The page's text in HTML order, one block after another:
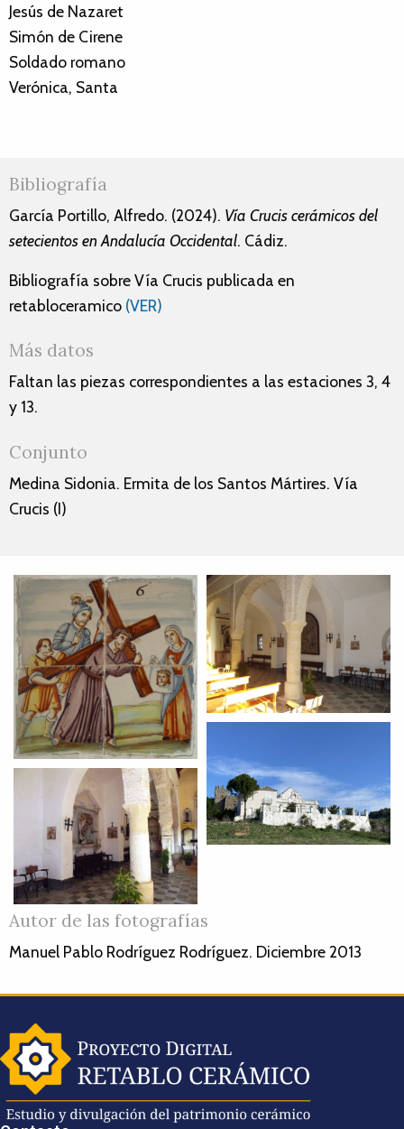
Jesús de Nazaret
Simón de Cirene
Soldado romano
Verónica, Santa
Bibliografía
García Portillo, Alfredo. (2024). Vía Crucis cerámicos del
setecientos en Andalucía Occidental. Cádiz.
Bibliografía sobre Vía Crucis publicada en
retabloceramico (VER)
Más datos
Faltan las piezas correspondientes a las estaciones 3, 4
y 13.
Conjunto
Medina Sidonia. Ermita de los Santos Mártires. Vía
Crucis (I)
Autor de las fotografías
Manuel Pablo Rodríguez Rodríguez. Diciembre 2013